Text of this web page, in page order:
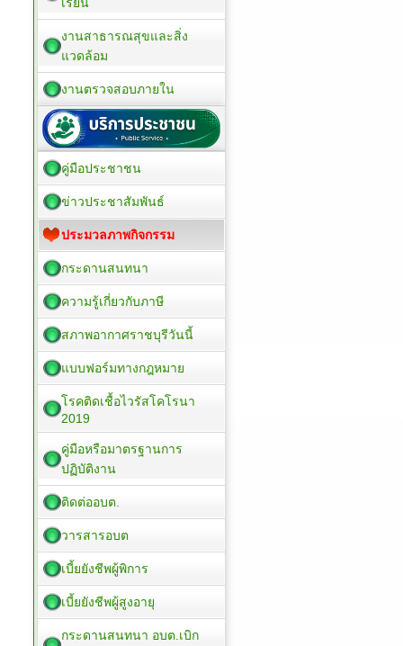
งานสาธารณสุขและสิ่ง
แวดล้อม
งานตรวจสอบภายใน
คู่มือประชาชน
ข่าวประชาสัมพันธ์
ประมวลภาพกิจกรรม
กระดานสนทนา
ความรู้เกี่ยวกับภาษี
สภาพอากาศราชบุรีวันนี้
แบบฟอร์มทางกฎหมาย
โรคติดเชื้อไวรัสโคโรนา
2019
คู่มือหรือมาตรฐานการ
ปฏิบัติงาน
ติดต่ออบต.
วารสารอบต
เบี้ยยังชีพผู้พิการ
เบี้ยยังชีพผู้สูงอายุ
กระดานสนทนา อบต.เบิก